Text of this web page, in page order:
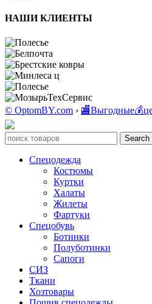
НАШИ КЛИЕНТЫ
© OptomBY.com ›
Search
Спецодежда
Костюмы
Куртки
Халаты
Жилеты
Фартуки
Спецобувь
Ботинки
Полуботинки
Сапоги
СИЗ
Ткани
Хозтовары